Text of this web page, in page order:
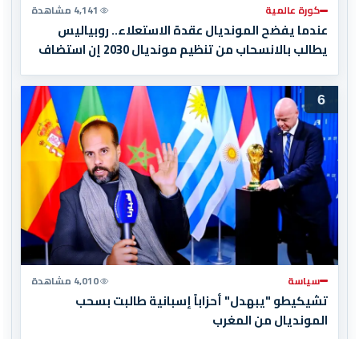
كورة عالمية 4,141 مشاهدة
عندما يفضح المونديال عقدة الاستعلاء.. روبياليس
يطالب بالانسحاب من تنظيم مونديال 2030 إن استضاف
المغرب المباراة النهائية!
6
سياسة 4,010 مشاهدة
تشيكيطو "يبهدل" أحزاباً إسبانية طالبت بسحب
المونديال من المغرب